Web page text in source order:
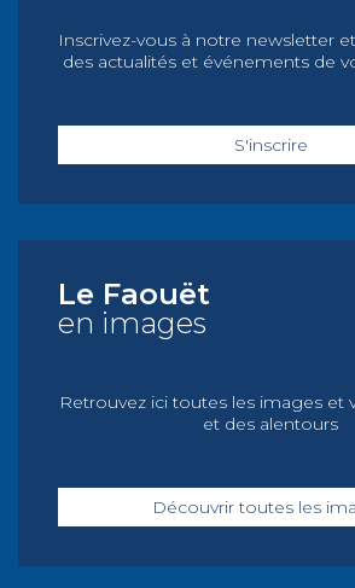
Inscrivez-vous à notre newsletter
des actualités et événements de
S'inscrire
Le Faouët
en images
Retrouvez ici toutes les images et
et des alentours
Découvrir toutes les